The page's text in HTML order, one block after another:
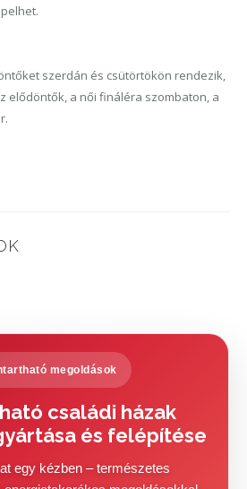
szerdán és csütörtökön rendezik,
elődöntők, a női fináléra szombaton, a
megoldások
családi házak
és felépítése
egy kézben – természetes